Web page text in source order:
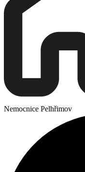
Nemocnice Pelhřimov